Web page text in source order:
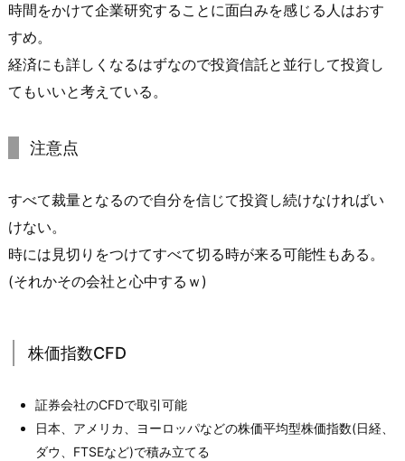
時間をかけて企業研究することに面白みを感じる人はおす
すめ。
経済にも詳しくなるはずなので投資信託と並行して投資し
てもいいと考えている。
注意点
すべて裁量となるので自分を信じて投資し続けなければい
けない。
時には見切りをつけてすべて切る時が来る可能性もある。
(それかその会社と心中するｗ)
株価指数CFD
証券会社のCFDで取引可能
日本、アメリカ、ヨーロッパなどの株価平均型株価指数(日経、
ダウ、FTSEなど)で積み立てる